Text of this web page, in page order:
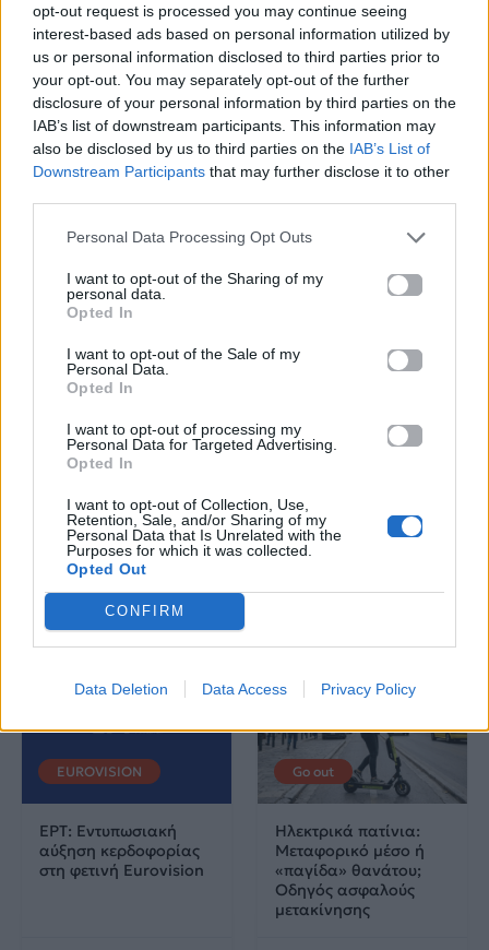
opt-out request is processed you may continue seeing
interest-based ads based on personal information utilized by
us or personal information disclosed to third parties prior to
your opt-out. You may separately opt-out of the further
disclosure of your personal information by third parties on the
IAB’s list of downstream participants. This information may
also be disclosed by us to third parties on the IAB’s List of
Downstream Participants that may further disclose it to other
Personal Data Processing Opt Outs
I want to opt-out of the Sharing of my
personal data.
Opted In
I want to opt-out of the Sale of my
Personal Data.
Opted In
I want to opt-out of processing my
Personal Data for Targeted Advertising.
Opted In
I want to opt-out of Collection, Use,
Retention, Sale, and/or Sharing of my
Personal Data that Is Unrelated with the
Purposes for which it was collected.
Opted Out
CONFIRM
Data Deletion Data Access Privacy Policy
News
Πανελλαδικές 2026:
Στην κορυφή των
βαθμολογιών η
Λαρισαία Ιωάννα
Παπακώστα με 19.780
μόρια
Corporate News
Μία κάρτα για όλες τις
προνοιακές παροχές!
Πού να μην
Αττική: Οι 29
ακατάλληλες παραλίες
25.06.2026
το πρόγραμμα
υποτροφιών
AKTOR4TheFuture
04.06.2026
EUROVISION
ΕΡΤ: Εντυπωσιακή
αύξηση κερδοφορίας
στη φετινή Eurovision
Go out
Ηλεκτρικά πατίνια:
Μεταφορικό μέσο ή
«παγίδα» θανάτου;
Οδηγός ασφαλούς
μετακίνησης